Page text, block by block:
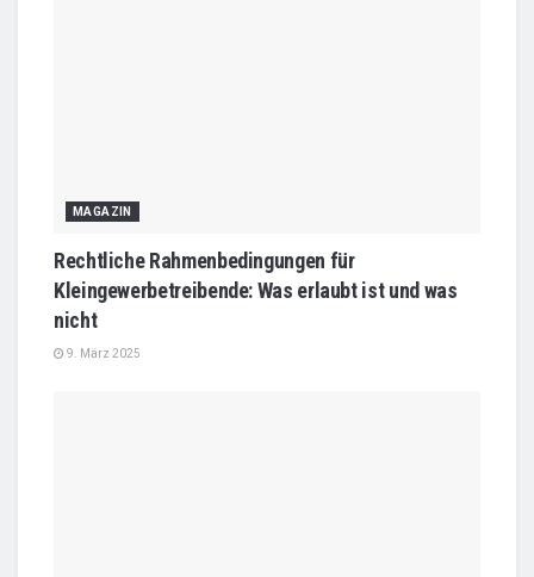
MAGAZIN
Rechtliche Rahmenbedingungen für
Kleingewerbetreibende: Was erlaubt ist und was
nicht
9. März 2025